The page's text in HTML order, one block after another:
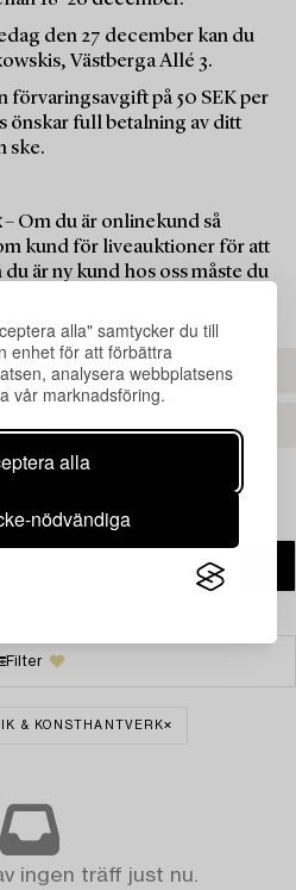
alla" samtycker du till
enhet för att förbättra
analysera webbplatsens
vår marknadsföring.
alla
nödvändiga
den 27 december kan du
Västberga Allé 3.
förvaringsavgift på 50 SEK per
önskar full betalning av ditt
ske.
– Om du är onlinekund så
kund för liveauktioner för att
är ny kund hos oss måste du
DIG
Filter
& KONSTHANTVERK
ingen träff just nu.